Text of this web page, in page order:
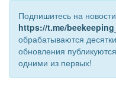
Подпишитесь на
https://t.me/
обрабатываются
обновления
одними из первых!